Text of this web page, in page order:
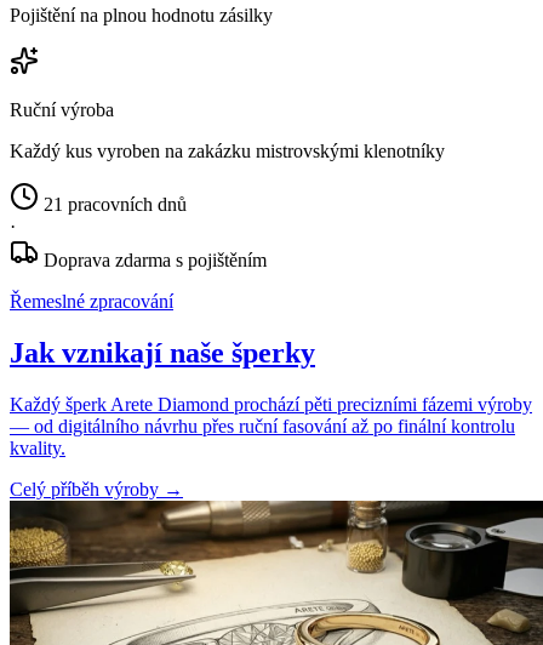
Pojištění na plnou hodnotu zásilky
Ruční výroba
Každý kus vyroben na zakázku mistrovskými klenotníky
21 pracovních dnů
·
Doprava zdarma s pojištěním
Řemeslné zpracování
Jak vznikají naše šperky
Každý šperk Arete Diamond prochází pěti precizními fázemi výroby
— od digitálního návrhu přes ruční fasování až po finální kontrolu
kvality.
Celý příběh výroby →